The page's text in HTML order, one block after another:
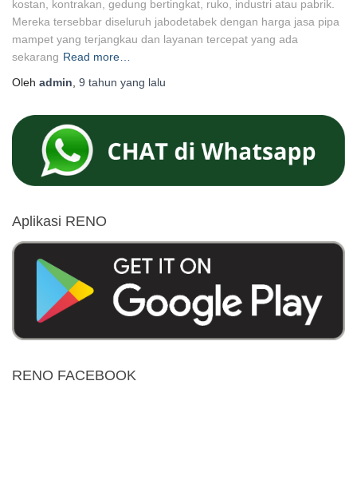
kostan, kontrakan, gedung bertingkat, ruko, industri atau pabrik.
Mereka tersebbar diseluruh jabodetabek dengan harga jasa pipa
mampet yang terjangkau dan layanan tercepat yang ada
sekarang Read more…
Oleh admin 9 tahun yang lalu
Aplikasi RENO
RENO FACEBOOK